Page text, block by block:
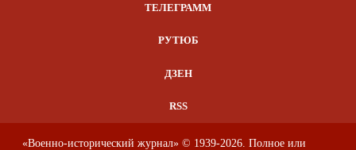
ТЕЛЕГРАММ
РУТЮБ
ДЗЕН
RSS
«Военно-исторический журнал» © 1939-2026. Полное или